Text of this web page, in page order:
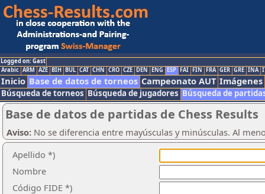
Logged on: Gast
Arabic ARM AZE BIH BUL CAT CHN CRO CZE DEN ENG ESP FAI FIN FRA GER GRE INA
Inicio Base de datos de torneos Campeonato AUT Imágenes
Búsqueda de torneos Búsqueda de jugadores Búsqueda de
Base de datos de partidas de Chess Results
Aviso: No se diferencia entre mayúsculas y minúsculas. Al
Apellido *)
Nombre
Código FIDE *)